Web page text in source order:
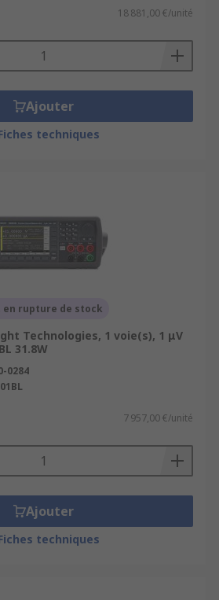
18 881,00 €/unité
Ajouter
techniques
rupture de stock
Technologies, 1 voie(s), 1 μV
31.8W
0284
7 957,00 €/unité
Ajouter
techniques